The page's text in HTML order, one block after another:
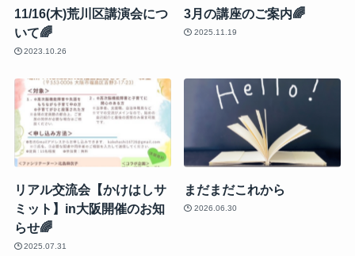
11/16(木)荒川区講演会につ
いて🌈
2023.10.26
3月の講座のご案内🌈
2025.11.19
リアル交流会【かけはしサ
ミット】in大阪開催のお知
らせ🌈
2025.07.31
まだまだこれから
2026.06.30